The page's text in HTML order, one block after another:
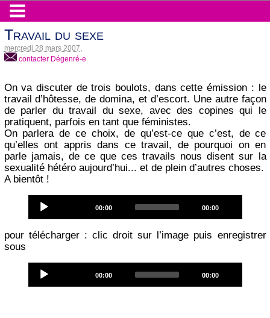
Travail du sexe
mercredi 28 mars 2007
contacter Dégenré-e
On va discuter de trois boulots, dans cette émission : le
travail d’hôtesse, de domina, et d’escort. Une autre façon
de parler du travail du sexe, avec des copines qui le
pratiquent, parfois en tant que féministes.
On parlera de ce choix, de qu’est-ce que c’est, de ce
qu’elles ont appris dans ce travail, de pourquoi on en
parle jamais, de ce que ces travails nous disent sur la
sexualité hétéro aujourd’hui... et de plein d’autres choses.
A bientôt !
Player
Current
00:00
Total
00:00
pour télécharger : clic droit sur l’image puis enregistrer
sous
Player
Current
00:00
Total
00:00